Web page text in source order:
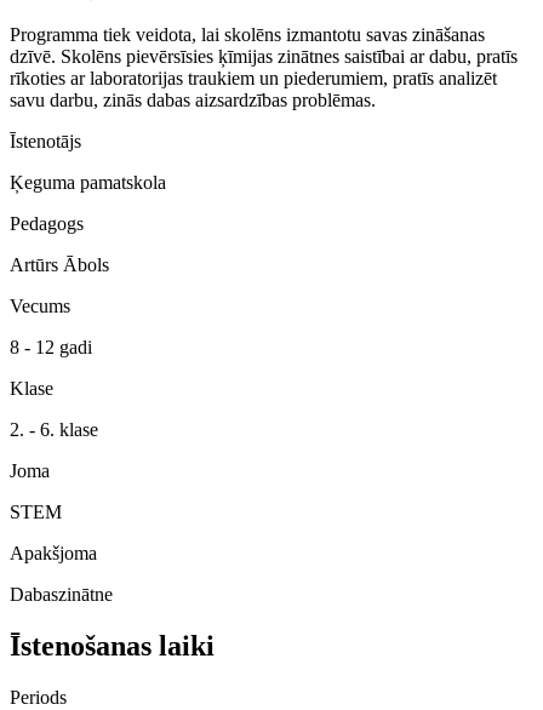
Programma tiek veidota, lai skolēns izmantotu savas zināšanas
dzīvē. Skolēns pievērsīsies ķīmijas zinātnes saistībai ar dabu, pratīs
rīkoties ar laboratorijas traukiem un piederumiem, pratīs analizēt
savu darbu, zinās dabas aizsardzības problēmas.
Īstenotājs
Ķeguma pamatskola
Pedagogs
Artūrs Ābols
Vecums
8 - 12 gadi
Klase
2. - 6. klase
Joma
STEM
Apakšjoma
Dabaszinātne
Īstenošanas laiki
Periods